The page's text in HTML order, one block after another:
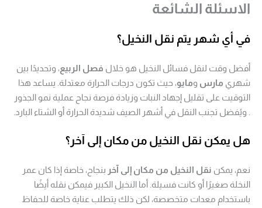
الاسئلة الشائعة
في أي شهر يتم نقل النخيل؟
أفضل وقت لنقل فسائل النخيل هو خلال فصل الربيع، وتحديدًا بين
شهري مارس ومايو، حيث تكون درجات الحرارة معتدلة. يساعد هذا
التوقيت على تقليل إجهاد النبات وزيادة فرصة نجاح عملية نمو الجذور
. ويُفضل تجنب النقل في أشهر الصيف شديدة الحرارة أو الشتاء البارد.
هل يمكن نقل النخيل من مكان إلى آخر؟
نعم، يمكن نقل النخيل من مكان إلى آخر بنجاح، خاصة إذا كان عمر
النخلة صغيرًا أو كانت فسيلة. أما النخيل الكبير فيمكن نقله أيضًا
باستخدام معدات متخصصة، لكن ذلك يتطلب عناية خاصة للحفاظ